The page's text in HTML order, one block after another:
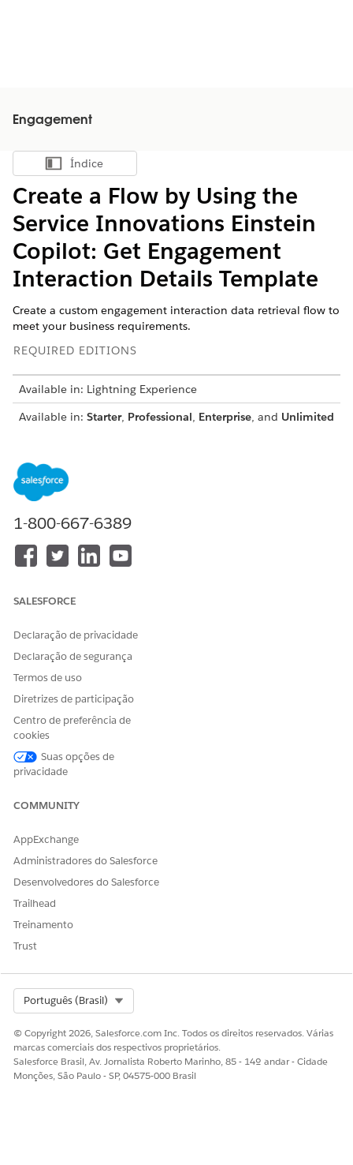
Engagement
Mostrar índice
Índice
Create a Flow by Using the
Service Innovations Einstein
Copilot: Get Engagement
Interaction Details Template
Create a custom engagement interaction data retrieval flow to
meet your business requirements.
REQUIRED EDITIONS
Available in: Lightning Experience
Available in: Starter, Professional, Enterprise, and Unlimited
From Setup, in the Quick Find box, enter
selectFlows
In the New Flow window, on the All + Templates tab,
select theService Innovations Einstein Copilot: Get
Engagement Interaction Details
save your changes.
Activate the flow.
ESTE ARTIGO RESOLVEU SEU PROBLEMA?
Diga-nos para podermos melhorar!
1-800-667-6389
SALESFORCE
Declaração de privacidade
Declaração de segurança
Termos de uso
Diretrizes de participação
Centro de preferência de
cookies
Suas opções de
privacidade
COMMUNITY
AppExchange
Administradores do Salesforce
Desenvolvedores do Salesforce
Trailhead
Treinamento
Trust
Português (Brasil)
© Copyright 2026, Salesforce.com Inc. Todos os direitos reservados. Várias
marcas comerciais dos respectivos proprietários.
Salesforce Brasil, Av. Jornalista Roberto Marinho, 85 - 14º andar - Cidade
Monções, São Paulo - SP, 04575-000 Brasil